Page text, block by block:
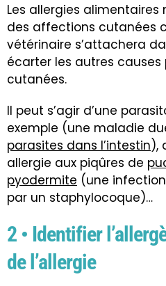
Les allergies alimentaires
des affections cutanées
vétérinaire s’attachera
écarter les autres
cutanées.
Il peut s’agir d’une
exemple (une maladie
parasites dans l’intestin),
allergie aux piqûres de
pyodermite (une
par un staphylocoque)…
2 • Identifier
de l’allergie